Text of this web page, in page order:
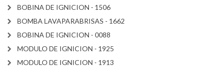
BOBINA DE IGNICION - 1506
BOMBA LAVAPARABRISAS - 1662
BOBINA DE IGNICION - 0088
MODULO DE IGNICION - 1925
MODULO DE IGNICION - 1913